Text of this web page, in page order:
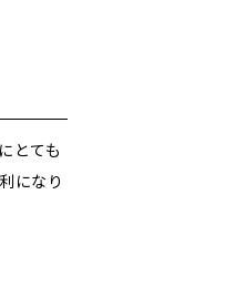
とても
になり